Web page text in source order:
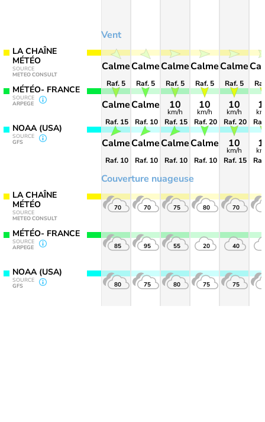
LA CHAÎNE
MÉTÉO
SOURCE
METEO CONSULT
MÉTÉO- FRANCE
SOURCE
ARPEGE
NOAA (USA)
SOURCE
GFS
LA CHAÎNE
MÉTÉO
SOURCE
METEO CONSULT
MÉTÉO- FRANCE
SOURCE
ARPEGE
NOAA (USA)
SOURCE
GFS
Vent
Couverture nuageuse
Calme
Raf. 5
Calme
Raf. 15
Calme
Raf. 10
70
85
80
Calme
Raf. 5
Calme
Raf. 10
Calme
Raf. 10
70
95
75
Calme
Raf. 5
10
km/h
Raf. 15
Calme
Raf. 10
75
55
80
Calme
Raf. 5
10
km/h
Raf. 20
Calme
Raf. 10
80
20
75
Calme
Raf. 5
10
km/h
Raf. 20
10
km/h
Raf. 15
70
40
75